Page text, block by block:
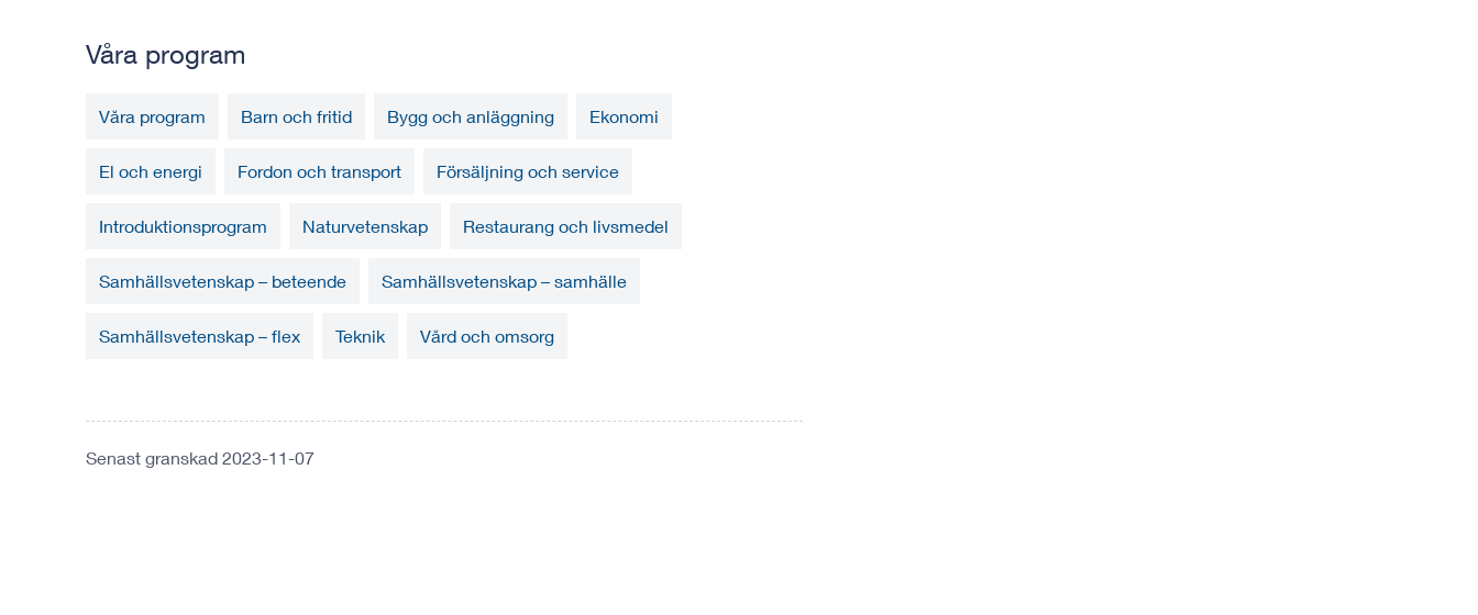
Våra program
Våra program Barn och fritid Bygg och anläggning Ekonomi
El och energi Fordon och transport Försäljning och service
Introduktionsprogram Naturvetenskap Restaurang och livsmedel
Samhällsvetenskap – beteende Samhällsvetenskap – samhälle
Samhällsvetenskap – flex Teknik Vård och omsorg
Senast granskad 2023-11-07